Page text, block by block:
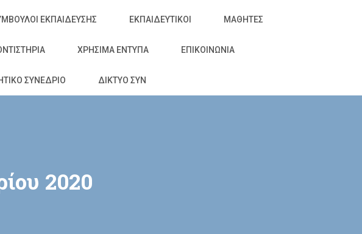
ΕΚΠΑΙΔΕΥΣΗΣ ΕΚΠΑΙΔΕΥΤΙΚΟΊ ΜΑΘΗΤΈΣ
ΧΡΗΣΙΜΑ ΕΝΤΥΠΑ ΕΠΙΚΟΙΝΩΝΊΑ
ΣΥΝΕΔΡΙΟ ΔΙΚΤΥΟ ΣΥΝ
2020